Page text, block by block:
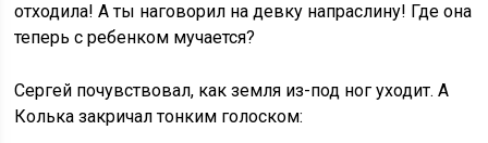
отходила! А ты наговорил на девку напраслину! Где она
теперь с ребенком мучается?
Сергей почувствовал, как земля из-под ног уходит. А
Колька закричал тонким голоском: